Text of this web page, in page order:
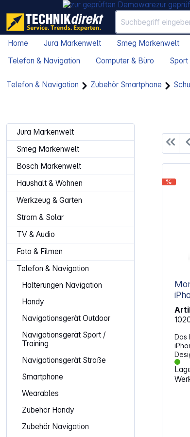
zur
Home Jura Markenwelt Smeg Markenwelt
Telefon & Navigation
Computer & Büro Sport
Telefon & Navigation Zubehör Smartphone
Jura Markenwelt
Smeg Markenwelt
Bosch Markenwelt
Haushalt & Wohnen
Werkzeug & Garten
Strom & Solar
TV & Audio
Foto & Filmen
Telefon & Navigation
Halterungen Navigation
Handy
Navigationsgerät Outdoor
Navigationsgerät Sport /
Training
Navigationsgerät Straße
Smartphone
Wearables
Zubehör Handy
Zubehör Navigation
%
Das
und
das